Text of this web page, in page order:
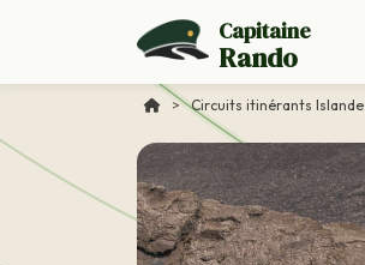
Capitaine
Rando
> Circuits itinérants Islande